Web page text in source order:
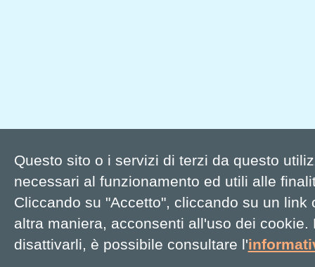
Questo sito o i servizi di terzi da questo
necessari al funzionamento ed utili alle
Cliccando su "Accetto", cliccando su un
altra maniera, acconsenti all'uso dei
disattivarli, è possibile consultare l'